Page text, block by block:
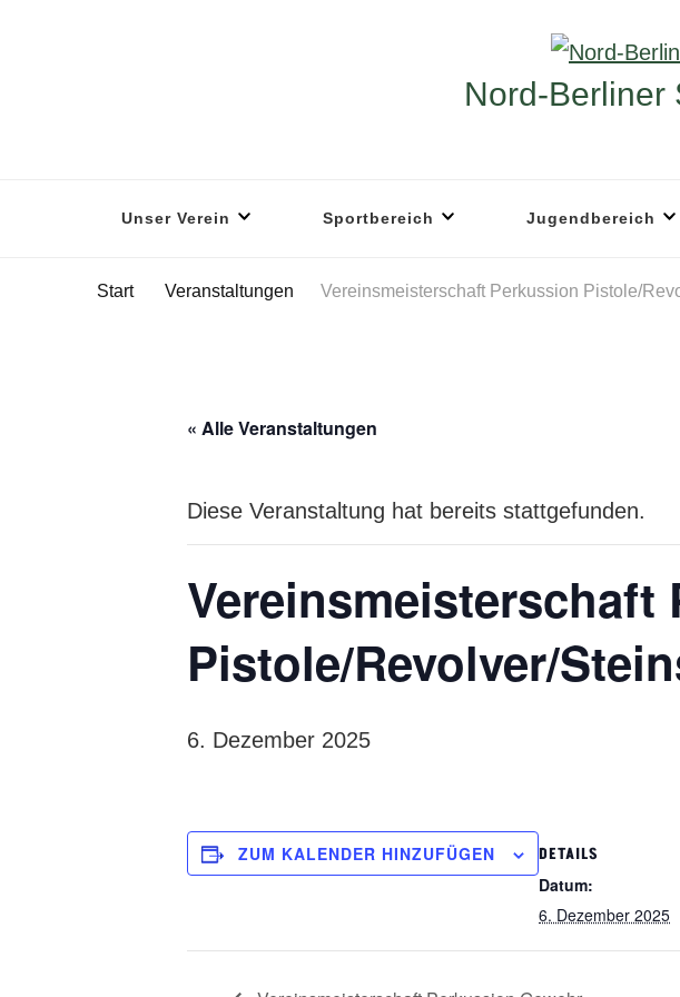
Nord-Berliner
Unser Verein Sportbereich Jugendbereich
Start Veranstaltungen Vereinsmeisterschaft Perkussion Pistole/
« Alle Veranstaltungen
Diese Veranstaltung hat bereits stattgefunden.
Vereinsmeisterschaft
Pistole/Revolver/
6. Dezember 2025
ZUM KALENDER HINZUFÜGEN DETAILS
Datum:
6. Dezember 2025